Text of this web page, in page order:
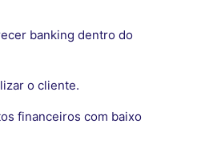
banking dentro do
o cliente.
financeiros com baixo